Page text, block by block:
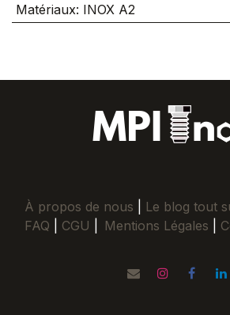
Matériaux: INOX A2
À propos de nous Le blog tout
FAQ
CGU Mentions Légales